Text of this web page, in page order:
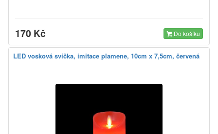
170 Kč Do košíku
LED vosková svíčka, imitace plamene, 10cm x 7,5cm, červená